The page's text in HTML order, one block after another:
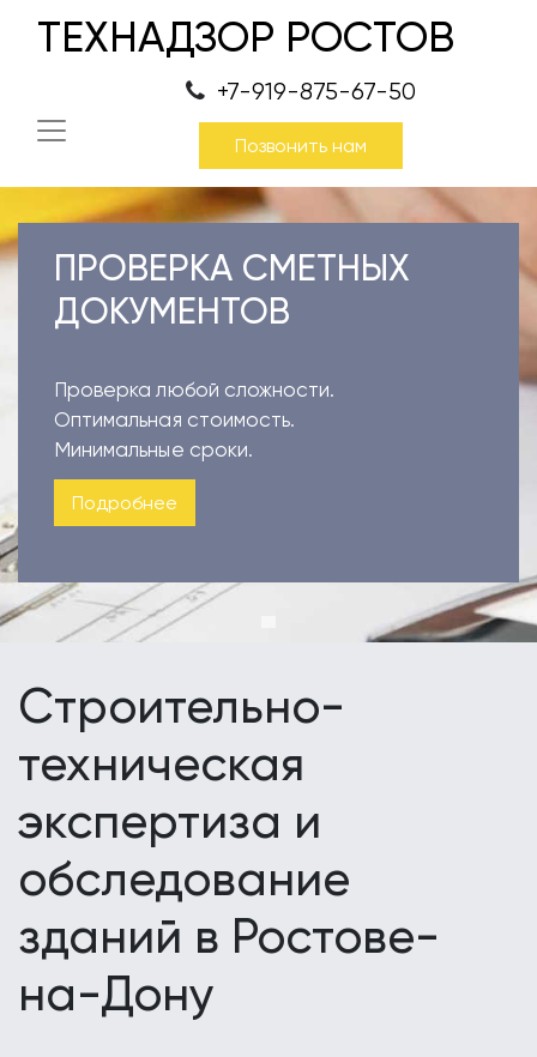
ТЕХНАДЗОР РОСТОВ
+7-919-875-67-50
Позвонить нам
ПРОВЕРКА СМЕТНЫХ
ДОКУМЕНТОВ
Проверка любой сложности.
Оптимальная стоимость.
Минимальные сроки.
Подробнее
Строительно-
техническая
экспертиза и
обследование
зданий в Ростове-
на-Дону